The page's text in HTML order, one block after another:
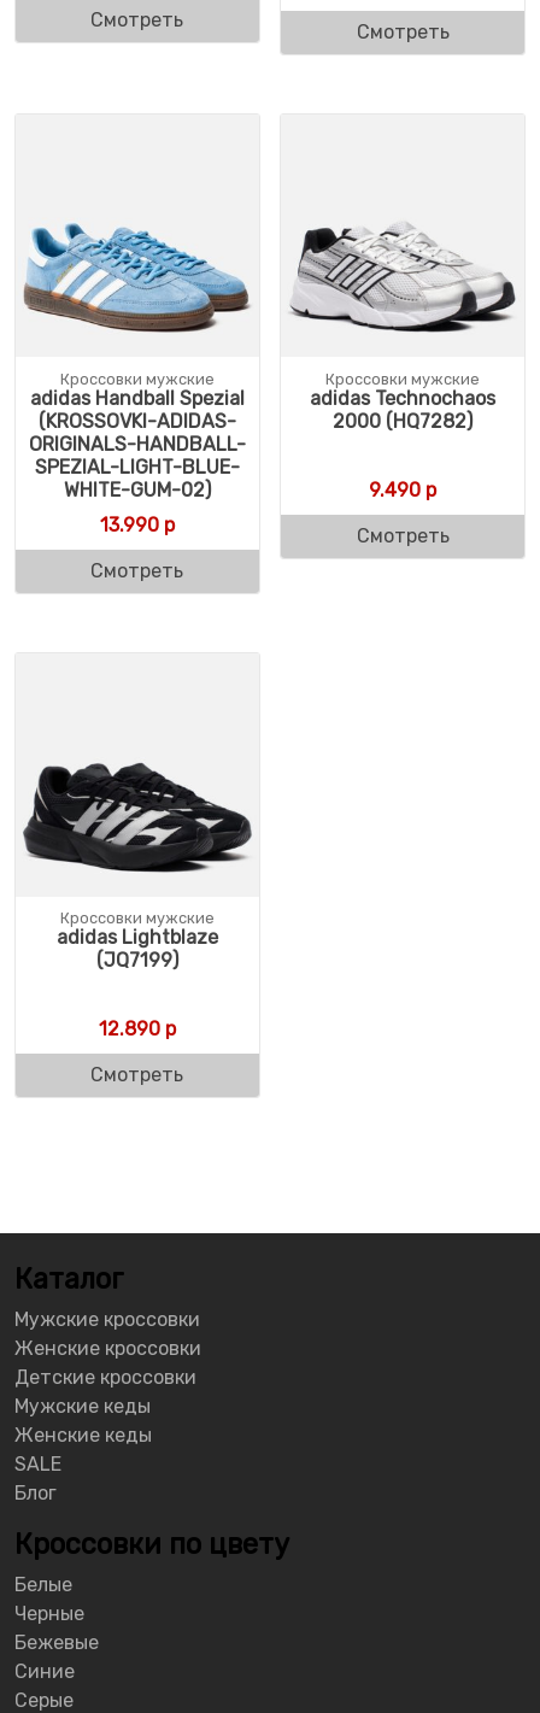
Смотреть
Смотреть
Кроссовки мужские
adidas Handball Spezial
(KROSSOVKI-ADIDAS-
ORIGINALS-HANDBALL-
SPEZIAL-LIGHT-BLUE-
WHITE-GUM-02)
13.990р
Смотреть
Кроссовки мужские
adidas Technochaos
2000 (HQ7282)
9.490 р
Смотреть
Кроссовки мужские
adidas Lightblaze
(JQ7199)
12.890р
Смотреть
Каталог
Мужские кроссовки
Женские кроссовки
Детские кроссовки
Мужские кеды
Женские кеды
SALE
Блог
Кроссовки по цвету
Белые
Черные
Бежевые
Синие
Серые